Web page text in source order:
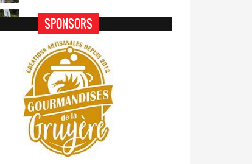
07/05 -Classement Route -Blonay-
Les Pléiades (GdR #3)
23/04 - Classement Route -
- Moléson (TdC #3)
14/04 -Photos -Les photos du 5e GP
de Semsales
14/04 -Classement Route -
Semsales (TdC #2)
SPONSORS